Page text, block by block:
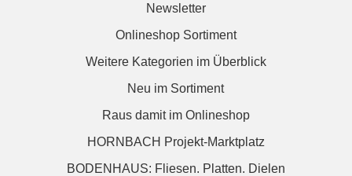
Newsletter
Onlineshop Sortiment
Weitere Kategorien im Überblick
Neu im Sortiment
Raus damit im Onlineshop
HORNBACH Projekt-Marktplatz
BODENHAUS: Fliesen. Platten. Dielen